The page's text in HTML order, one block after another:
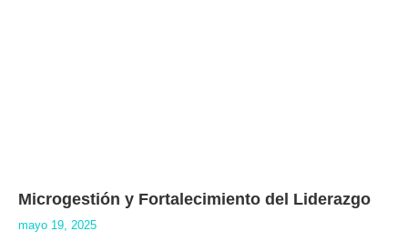
Microgestión y Fortalecimiento del Liderazgo
mayo 19, 2025